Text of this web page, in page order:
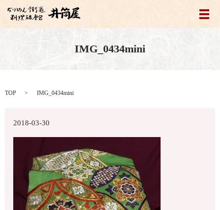
メ
IMG_0434mini
TOP IMG_0434mini
2018-03-30